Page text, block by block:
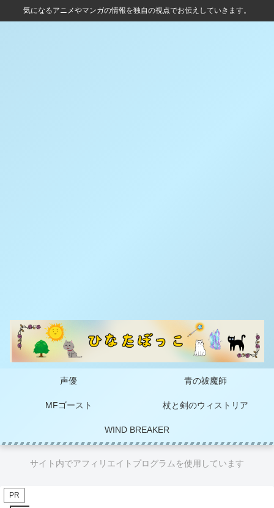
気になるアニメやマンガの情報を独自の視点でお伝えしていきます。
声優 青の祓魔師
MFゴースト 杖と剣のウィストリア
WIND BREAKER
サイト内でアフィリエイトプログラムを使用しています
PR